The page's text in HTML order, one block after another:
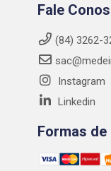
Fale
(84) 3262-
Instagram
Linkedin
Formas